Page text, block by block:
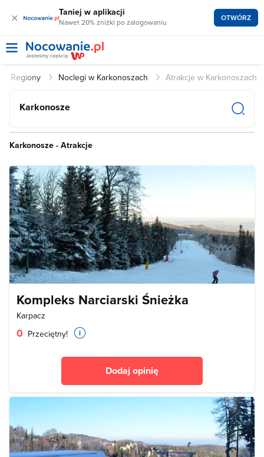
× Taniej w aplikacji
Nawet 20% zniżki po zalogowaniu OTWÓRZ
Regiony Noclegi w Karkonoszach Atrakcje w Karkonoszach
Karkonosze
Karkonosze - Atrakcje
Kompleks Narciarski Śnieżka
Karpacz
0 Przeciętny!
Dodaj opinię